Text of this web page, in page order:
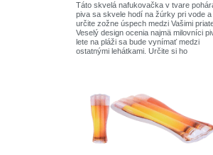
Táto skvelá nafukovačka v tvare
piva sa skvele hodí na žúrky pri vode a
určite zožne úspech medzi Vašimi
Veselý design ocenia najmä milovníci
lete na pláži sa bude vynímať medzi
ostatnými lehátkami. Určite si ho
či prasknutiu.
Maximálne zaťaženie: 90 kg
Rozmery: 180 x 70 cm